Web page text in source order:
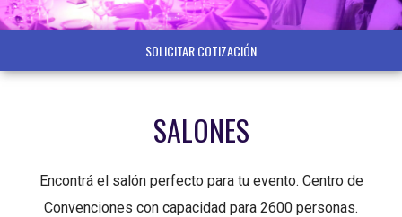
SOLICITAR COTIZACIÓN
SALONES
Encontrá el salón perfecto para tu evento. Centro de
Convenciones con capacidad para 2600 personas.